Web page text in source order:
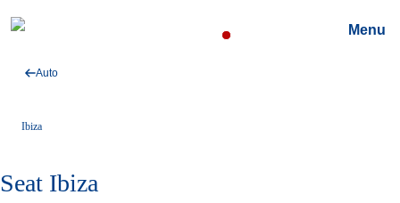
Menu
Auto
Ibiza
Seat Ibiza